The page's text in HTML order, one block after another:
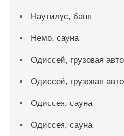
Наутилус, баня
Немо, сауна
Одиссей, грузовая
Одиссей, грузовая
Одиссея, сауна
Одиссея, сауна